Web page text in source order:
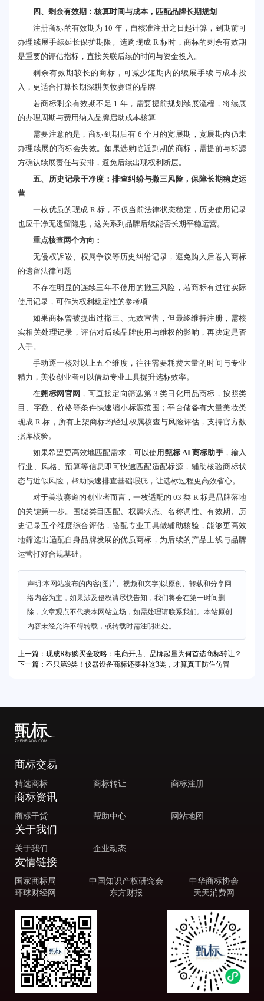
四、剩余有效期：核算时间与成本，匹配品牌长期规划
注册商标的有效期为 10 年，自核准注册之日起计算，到期前可
办理续展手续延长保护期限。选购现成 R 标时，商标的剩余有效期
是重要的评估指标，直接关联后续的时间与资金投入。
剩余有效期较长的商标，可减少短期内的续展手续与成本投
入，更适合打算长期深耕美妆赛道的品牌
若商标剩余有效期不足 1 年，需要提前规划续展流程，将续展
的办理周期与费用纳入品牌启动成本核算
需要注意的是，商标到期后有 6 个月的宽展期，宽展期内仍未
办理续展的商标会失效。如果选购临近到期的商标，需提前与标源
方确认续展责任与安排，避免后续出现权利断层。
五、历史记录干净度：排查纠纷与撤三风险，保障长期稳定运
营
一枚优质的现成 R 标，不仅当前法律状态稳定，历史使用记录
也应干净无遗留隐患，这关系到品牌后续能否长期平稳运营。
重点核查两个方向：
无侵权诉讼、权属争议等历史纠纷记录，避免购入后卷入商标
的遗留法律问题
不存在明显的连续三年不使用的撤三风险，若商标有过往实际
使用记录，可作为权利稳定性的参考项
如果商标曾被提出过撤三、无效宣告，但最终维持注册，需核
实相关处理记录，评估对后续品牌使用与维权的影响，再决定是否
入手。
手动逐一核对以上五个维度，往往需要耗费大量的时间与专业
精力，美妆创业者可以借助专业工具提升选标效率。
在甄标网官网 ，可直接定向筛选第 3 类日化用品商标，按照类
目、字数、价格等条件快速缩小标源范围；平台储备有大量美妆类
现成 R 标，所有上架商标均经过权属核查与风险评估，支持官方数
据库核验。
如果希望更高效地匹配需求，可以使用甄标 AI 商标助手，输入
行业、风格、预算等信息即可快速匹配适配标源，辅助核验商标状
态与近似风险，帮助快速排查基础瑕疵，让选标过程更高效省心。
对于美妆赛道的创业者而言，一枚适配的 03 类 R 标是品牌落地
的关键第一步。围绕类目匹配、权属状态、名称调性、有效期、历
史记录五个维度综合评估，搭配专业工具做辅助核验，能够更高效
地筛选出适配自身品牌发展的优质商标，为后续的产品上线与品牌
运营打好合规基础。
声明:本网站发布的内容(图片、视频和文字)以原创、转载和分享网
络内容为主，如果涉及侵权请尽快告知，我们将会在第一时间删
除，文章观点不代表本网站立场，如需处理请联系我们。本站原创
内容未经允许不得转载，或转载时需注明出处。
上一篇：现成R标购买全攻略：电商开店、品牌起量为何首选商标转让？
下一篇：不只第9类！仪器设备商标还要补这3类，才算真正防住仿冒
商标交易
精选商标 商标转让 商标注册
商标资讯
商标干货 帮助中心 网站地图
关于我们
关于我们 企业动态
友情链接
国家商标局 中国知识产权研究会
中华商标协会
环球财经网
东方财报 天天消费网